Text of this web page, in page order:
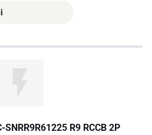
-SNRR9R61225 R9 RCCB 2P